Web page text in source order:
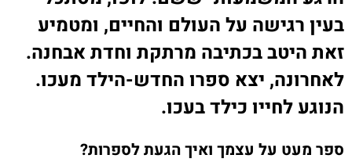
בעין רגישה על העולם והחיים, ומטמיע
זאת היטב בכתיבה מרתקת וחדת אבחנה.
לאחרונה, יצא ספרו החדש-הילד מעכו.
הנוגע לחייו כילד בעכו.
ספר מעט על עצמך ואיך הגעת לספרות?